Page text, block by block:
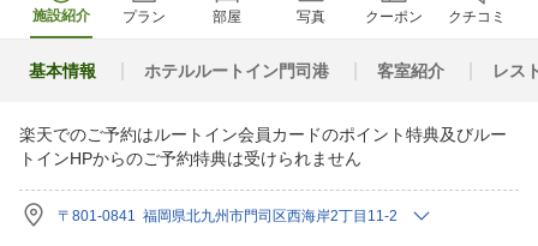
施設紹介 プラン 部屋 写真 クーポン クチコミ
基本情報 ホテルルートイン門司港 客室紹介 レス
楽天でのご予約はルートイン会員カードのポイント特典及びルー
トインHPからのご予約特典は受けられません
〒801-0841 福岡県北九州市門司区西海岸2丁目11-2